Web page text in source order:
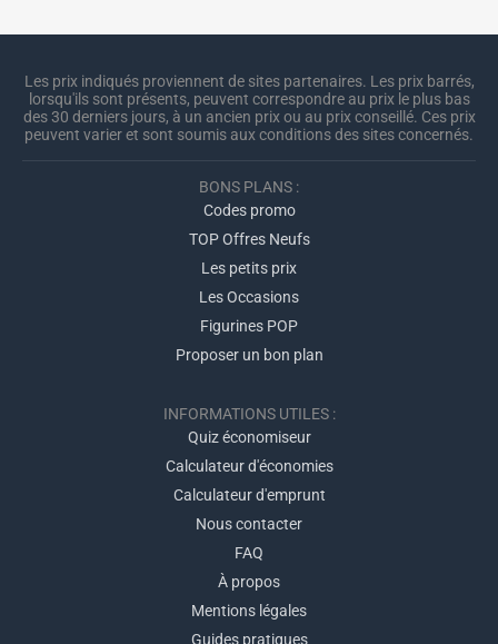
Les prix indiqués proviennent de sites partenaires. Les prix barrés,
lorsqu'ils sont présents, peuvent correspondre au prix le plus bas
des 30 derniers jours, à un ancien prix ou au prix conseillé. Ces prix
peuvent varier et sont soumis aux conditions des sites concernés.
BONS PLANS :
Codes promo
TOP Offres Neufs
Les petits prix
Les Occasions
Figurines POP
Proposer un bon plan
INFORMATIONS UTILES :
Quiz économiseur
Calculateur d'économies
Calculateur d'emprunt
Nous contacter
FAQ
À propos
Mentions légales
Guides pratiques